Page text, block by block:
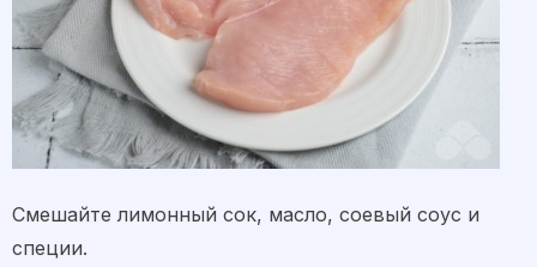
Смешайте лимонный сок, масло, соевый соус и
специи.